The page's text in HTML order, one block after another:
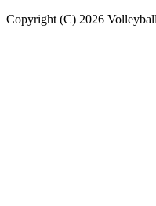
Copyright (C) 2026